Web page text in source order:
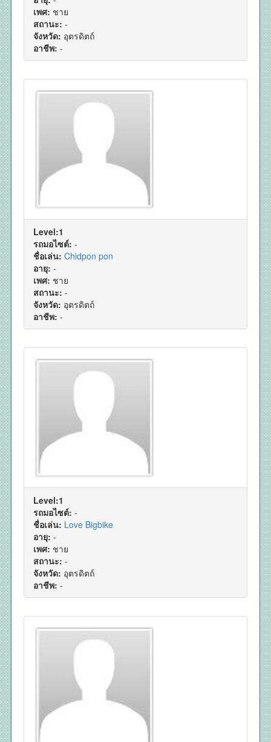
เพศ: ชาย
สถานะ: -
จังหวัด: อุตรดิตถ์
อาชีพ: -
Level:1
รถมอไซต์: -
ชื่อเล่น: Chidpon pon
อายุ: -
เพศ: ชาย
สถานะ: -
จังหวัด: อุตรดิตถ์
อาชีพ: -
Level:1
รถมอไซต์: -
ชื่อเล่น: Love Bigbike
อายุ: -
เพศ: ชาย
สถานะ: -
จังหวัด: อุตรดิตถ์
อาชีพ: -